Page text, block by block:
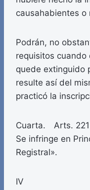
causahabientes o
Podrán, no
requisitos
quede extinguido
resulte así del
practicó la
Cuarta. Arts. 221
Se infringe en
Registral».
IV